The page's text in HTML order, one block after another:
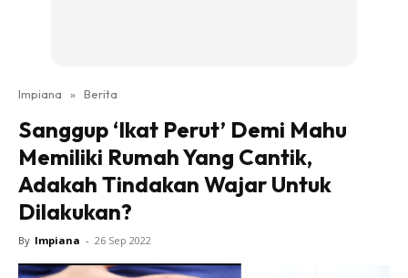
Ruang Makan
Ruang Tamu
Direktori
Interior Design
Landskap
DIY
Impiana » Berita
Sanggup ‘Ikat Perut’ Demi Mahu
Memiliki Rumah Yang Cantik,
Adakah Tindakan Wajar Untuk
Dilakukan?
By Impiana - 26 Sep 2022